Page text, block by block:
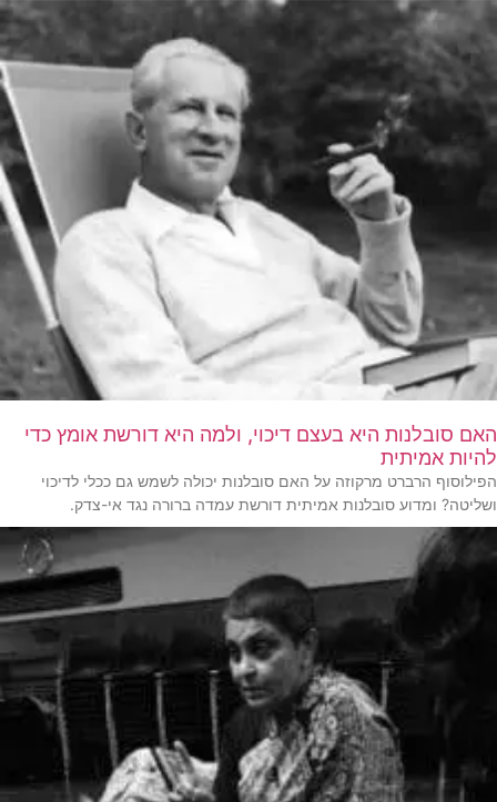
האם סובלנות היא בעצם דיכוי, ולמה היא דורשת אומץ כדי
להיות אמיתית
הפילוסוף הרברט מרקוזה על האם סובלנות יכולה לשמש גם ככלי לדיכוי
ושליטה? ומדוע סובלנות אמיתית דורשת עמדה ברורה נגד אי-צדק.